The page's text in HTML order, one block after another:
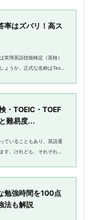
率はズバリ！高ス
実用英語技能検定（英検）
ょうか。正式な名称はTest
・TOEIC・TOEF
難易度...
ていることもあり、英語運
す。けれども、それぞれの
勉強時間を100点
法も解説